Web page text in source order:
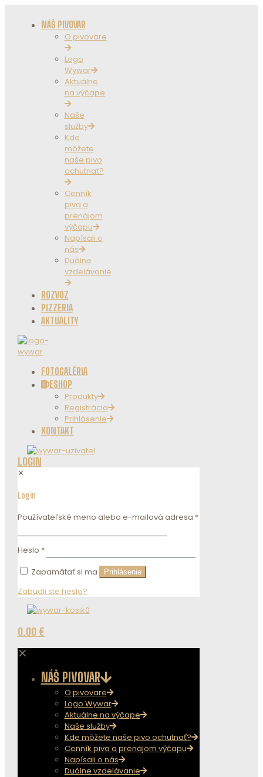
NÁŠ PIVOVAR
O pivovare
Logo
Wywar
Aktuálne
na výčape
Naše
služby
Kde
môžete
naše pivo
ochutnať?
Cenník
piva a
prenájom
výčapu
Napísali o
nás
Duálne
vzdelávanie
ROZVOZ
PIZZERIA
AKTUALITY
FOTOGALÉRIA
ESHOP
Produkty
Registrácia
Prihlásenie
KONTAKT
LOGIN
✕
Login
Používateľské meno alebo e-mailová adresa *
Heslo *
Zapamätať si ma
Prihlásenie
Zabudli ste heslo?
0
0.00 €
✕
NÁŠ PIVOVAR
O pivovare
Logo Wywar
Aktuálne na výčape
Naše služby
Kde môžete naše pivo ochutnať?
Cenník piva a prenájom výčapu
Napísali o nás
Duálne vzdelávanie